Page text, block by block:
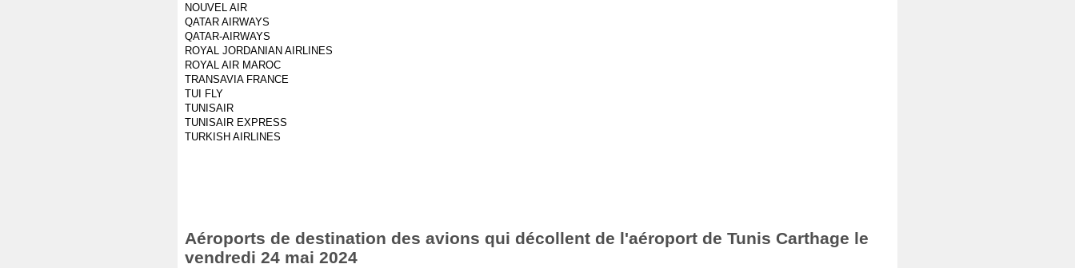
NOUVEL AIR
QATAR AIRWAYS
QATAR-AIRWAYS
ROYAL JORDANIAN AIRLINES
ROYAL AIR MAROC
TRANSAVIA FRANCE
TUI FLY
TUNISAIR
TUNISAIR EXPRESS
TURKISH AIRLINES
Aéroports de destination des avions qui décollent de l'aéroport de Tunis Carthage le
vendredi 24 mai 2024